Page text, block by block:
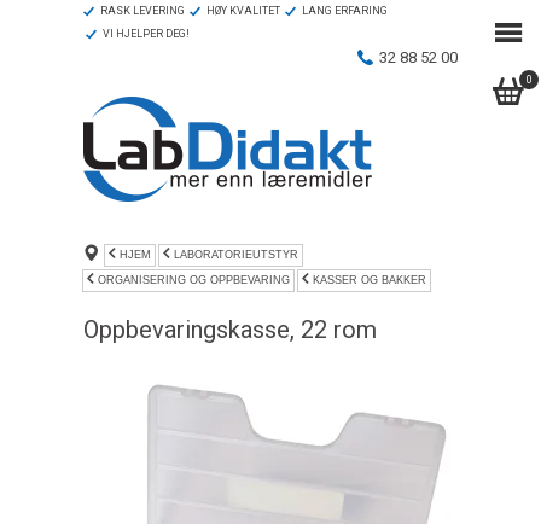
0
RASK LEVERING HØY KVALITET
LANG ERFARING
VI HJELPER DEG!
32 88 52 00
HJEM LABORATORIEUTSTYR
ORGANISERING OG OPPBEVARING KASSER OG BAKKER
Oppbevaringskasse, 22 rom